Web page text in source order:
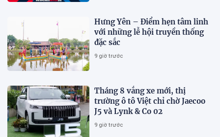
Hưng Yên – Điểm hẹn tâm linh
với những lễ hội truyền thống
đặc sắc
9 giờ trước
Tháng 8 vắng xe mới, thị
trường ô tô Việt chỉ chờ Jaecoo
J5 và Lynk & Co 02
9 giờ trước